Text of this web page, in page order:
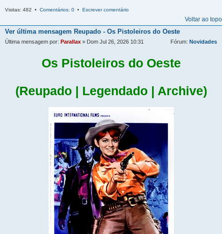
Visitas: 482 • Comentários: 0 • Escrever comentário
Voltar ao topo
Ver última mensagem Reupado - Os Pistoleiros do Oeste
Última mensagem por: Parallax » Dom Jul 26, 2026 10:31 Fórum: Novidades
Os Pistoleiros do Oeste
(Reupado | Legendado | Archive)